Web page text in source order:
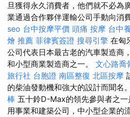
旦獲得永久消費者，他們就不必為
業通過合作夥伴運輸公司手動向消
seo 台中按摩平價 頭痛 按摩 台中
燴 推薦 菲律賓簽證 搜尋引擎 在匈
公司代表日本最古老的汽車製造商
和小型商業製造商之一。 文心路喬
旅行社 台胞證 南區整復 北區按摩
的柴油發動機和強大的設計而聞名。
棒 五十鈴D-Max的領先參與者之
用事業和建築公司，中小型企業的